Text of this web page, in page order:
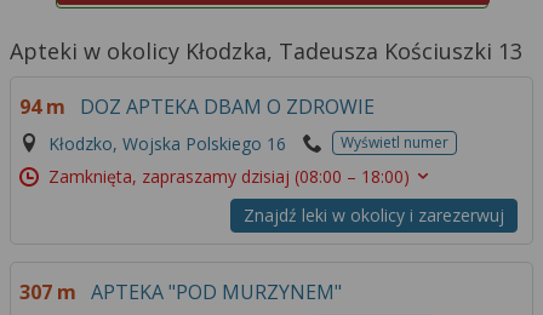
Apteki w okolicy Kłodzka, Tadeusza Kościuszki 13
94 m DOZ APTEKA DBAM O ZDROWIE
Kłodzko, Wojska Polskiego 16 Wyświetl numer
Zamknięta, zapraszamy dzisiaj (08:00 – 18:00)
Znajdź leki w okolicy i zarezerwuj
307 m APTEKA "POD MURZYNEM"